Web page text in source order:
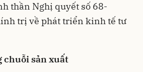
thần Nghị quyết số 68-
trị về phát triển kinh tế tư
chuỗi sản xuất